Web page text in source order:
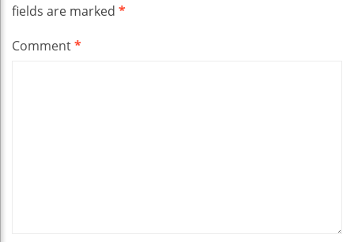
fields are marked *
Comment*